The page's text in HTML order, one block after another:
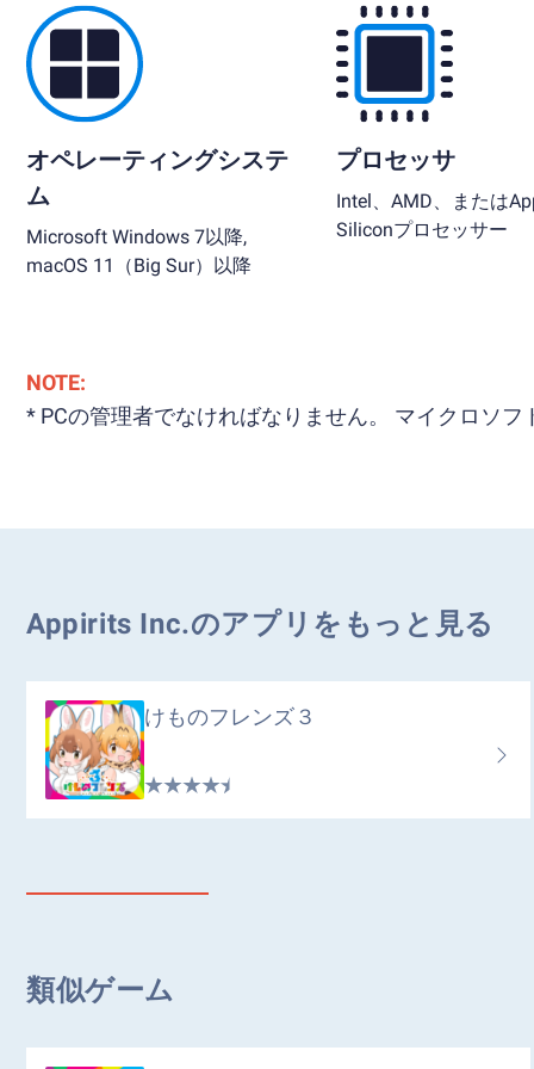
オペレーティングシステ
ム
Microsoft Windows 7以降,
macOS 11（Big Sur）以降
プロセッサ
Intel、AMD、または
Siliconプロセッサー
NOTE:
* PCの管理者でなければなりません。 マイクロソ
Appirits Inc.のアプリをもっと見る
けものフレンズ３
類似ゲーム